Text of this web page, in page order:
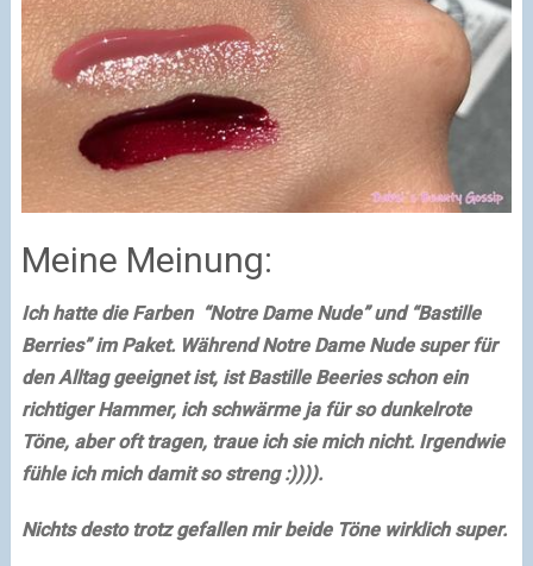
Meine Meinung:
Ich hatte die Farben “Notre Dame Nude” und “Bastille
Berries”im Paket. Während Notre Dame Nude super für
den Alltag geeignet ist, ist Bastille Beeries schon ein
richtiger Hammer, ich schwärme ja für so dunkelrote
Töne, aber oft tragen, traue ich sie mich nicht. Irgendwie
fühle ich mich damit so streng :)))).
Nichts desto trotz gefallen mir beide Töne wirklich super.